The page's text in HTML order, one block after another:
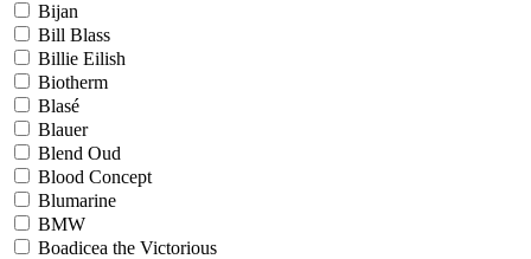
Bijan
Bill Blass
Billie Eilish
Biotherm
Blasé
Blauer
Blend Oud
Blood Concept
Blumarine
BMW
Boadicea the Victorious